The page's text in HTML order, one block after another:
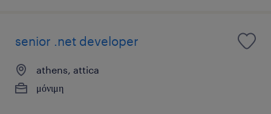
senior .net developer
athens, attica
μόνιμη